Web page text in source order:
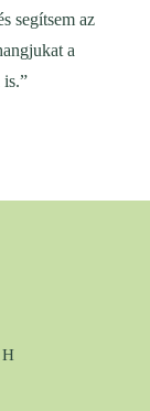
segítsem az
a
is.”